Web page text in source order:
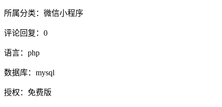
所属分类： 微信小程序
评论回复： 0
语言： php
数据库： mysql
授权： 免费版